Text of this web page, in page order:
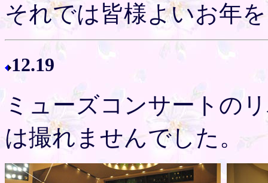
それでは皆様よいお年
12.19
ミューズコンサートの
は撮れませんでした。